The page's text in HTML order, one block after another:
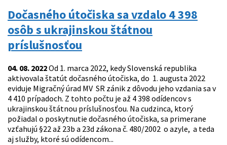
Dočasného útočiska sa vzdalo 4 398
osôb s ukrajinskou štátnou
príslušnosťou
04. 08. 2022Od 1. marca 2022, kedy Slovenská republika
aktivovala štatút dočasného útočiska, do 1. augusta 2022
eviduje Migračný úrad MV SR zánik z dôvodu jeho vzdania sa v
4 410 prípadoch. Z tohto počtu je až 4 398 odídencov s
ukrajinskou štátnou príslušnosťou. Na cudzinca, ktorý
požiadal o poskytnutie dočasného útočiska, sa primerane
vzťahujú §22 až 23b a 23d zákona č. 480/2002 o azyle, a teda
aj služby, ktoré sú odídencom...